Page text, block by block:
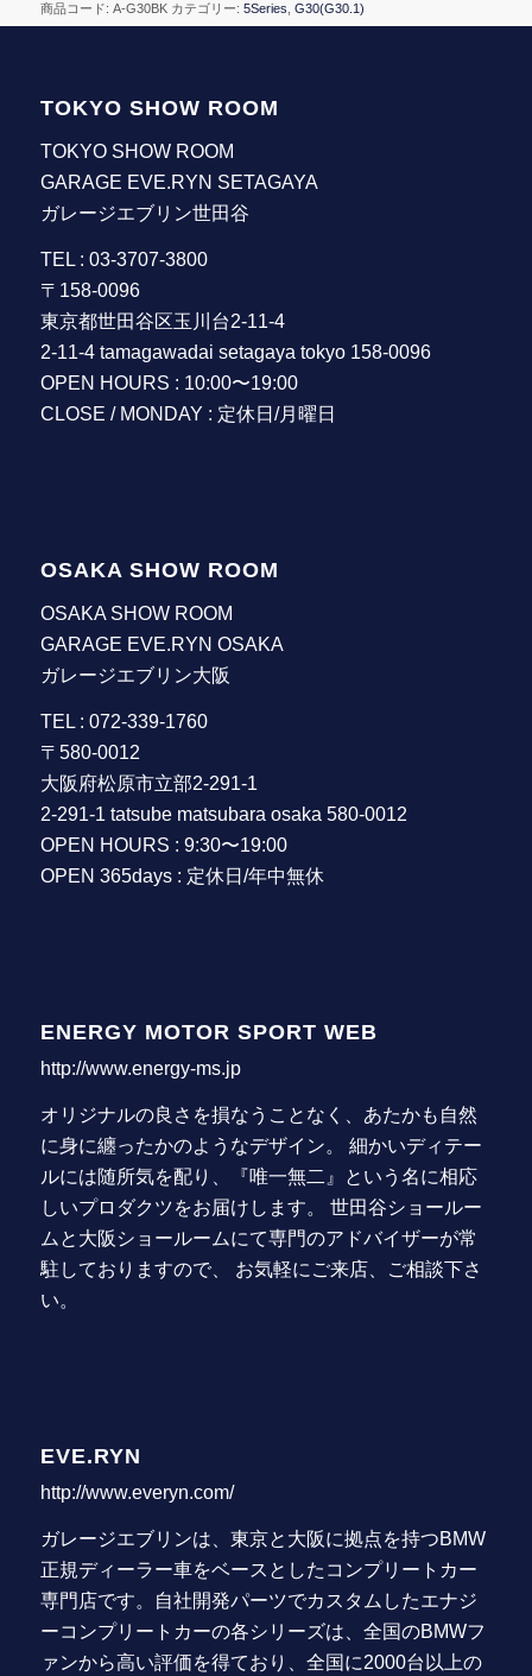
商品コード: A-G30BK カテゴリー: 5Series G30(G30.1)
TOKYO SHOW ROOM
TOKYO SHOW ROOM
GARAGE EVE.RYN SETAGAYA
ガレージエブリン世田谷
TEL : 03-3707-3800
〒158-0096
東京都世田谷区玉川台2-11-4
2-11-4 tamagawadai setagaya tokyo 158-0096
OPEN HOURS : 10:00〜19:00
CLOSE / MONDAY : 定休日/月曜日
OSAKA SHOW ROOM
OSAKA SHOW ROOM
GARAGE EVE.RYN OSAKA
ガレージエブリン大阪
TEL : 072-339-1760
〒580-0012
大阪府松原市立部2-291-1
2-291-1 tatsube matsubara osaka 580-0012
OPEN HOURS : 9:30〜19:00
OPEN 365days : 定休日/年中無休
ENERGY MOTOR SPORT WEB
http://www.energy-ms.jp
オリジナルの良さを損なうことなく、あたかも自然
に身に纏ったかのようなデザイン。 細かいディテー
ルには随所気を配り、『唯一無二』という名に相応
しいプロダクツをお届けします。 世田谷ショールー
ムと大阪ショールームにて専門のアドバイザーが常
駐しておりますので、 お気軽にご来店、ご相談下さ
い。
EVE.RYN
http://www.everyn.com/
ガレージエブリンは、東京と大阪に拠点を持つBMW
正規ディーラー車をベースとしたコンプリートカー
専門店です。自社開発パーツでカスタムしたエナジ
ーコンプリートカーの各シリーズは、全国のBMWフ
ァンから高い評価を得ており、全国に2000台以上の